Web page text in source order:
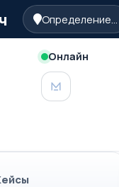
Определение...
Онлайн
MAX